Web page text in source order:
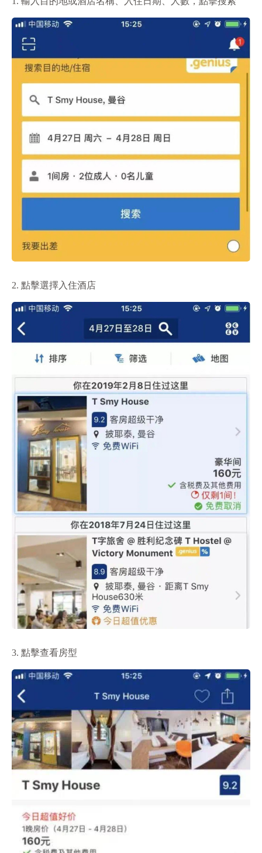
2. 點擊選擇入住酒店
3. 點擊查看房型